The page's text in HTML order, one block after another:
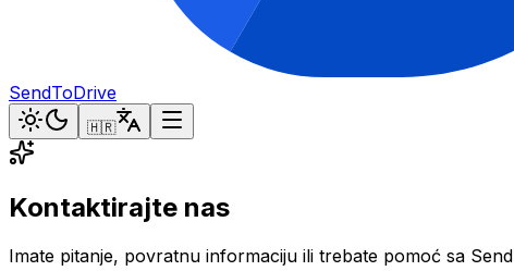
SendToDrive
🇭🇷
Kontaktirajte nas
Imate pitanje, povratnu informaciju ili trebate pomoć sa